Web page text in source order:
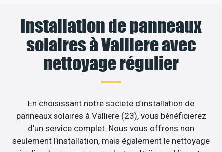
Installation de panneaux
solaires à Valliere avec
nettoyage régulier
En choisissant notre société d’installation de
panneaux solaires à Valliere (23), vous bénéficierez
d’un service complet. Nous vous offrons non
seulement l’installation, mais également le nettoyage